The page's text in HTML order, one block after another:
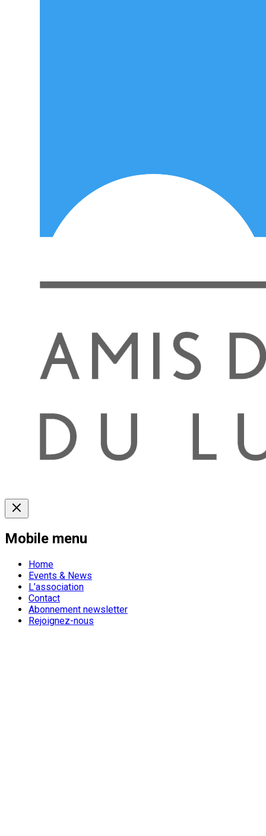
Mobile menu
Home
Events & News
L’association
Contact
Abonnement newsletter
Rejoignez-nous